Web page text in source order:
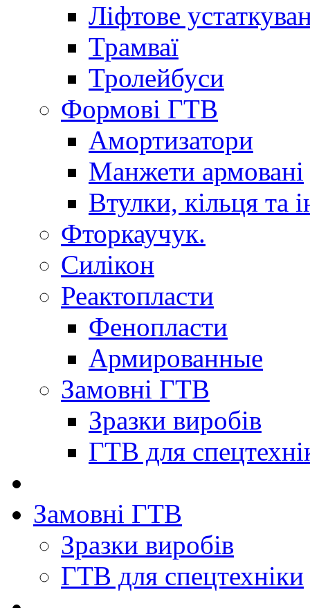
Ліфтове
Трамваї
Тролейбуси
Формові ГТВ
Амортизатори
Манжети армовані
Втулки, кільця та
Фторкаучук.
Силікон
Реактопласти
Фенопласти
Армированные
Замовні ГТВ
Зразки виробів
ГТВ для
Замовні ГТВ
Зразки виробів
ГТВ для спецтехніки